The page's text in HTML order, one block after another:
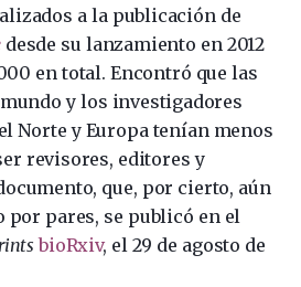
a la publicación de
desde su lanzamiento en 2012
en total. Encontró que las
y los investigadores
Norte y Europa tenían menos
revisores, editores y
que, por cierto, aún
por pares, se publicó en el
bioRxiv, el 29 de agosto de